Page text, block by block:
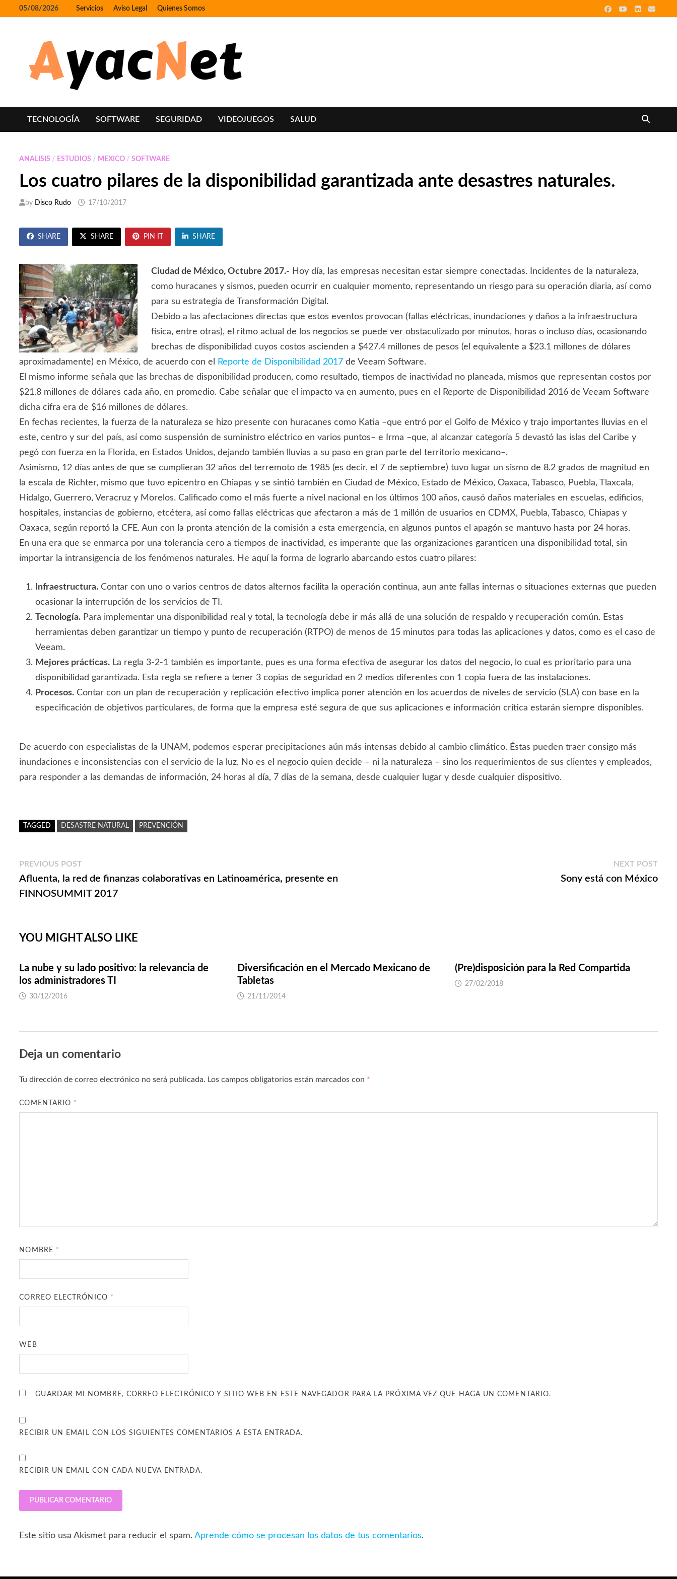
to
05/08/2026 Servicios Aviso Legal Quienes Somos
TECNOLOGÍA SOFTWARE SEGURIDAD VIDEOJUEGOS SALUD
ANALISIS / ESTUDIOS / MEXICO /SOFTWARE
Los cuatro pilares de la disponibilidad garantizada ante desastres naturales.
by Disco Rudo 17/10/2017
SHARE SHARE PIN IT SHARE
Ciudad de México, Octubre 2017.- Hoy día, las empresas necesitan estar siempre conectadas. Incidentes de la naturaleza,
como huracanes y sismos, pueden ocurrir en cualquier momento, representando un riesgo para su operación diaria, así como
para su estrategia de Transformación Digital.
Debido a las afectaciones directas que estos eventos provocan (fallas eléctricas, inundaciones y daños a la infraestructura
física, entre otras), el ritmo actual de los negocios se puede ver obstaculizado por minutos, horas o incluso días, ocasionando
brechas de disponibilidad cuyos costos ascienden a $427.4 millones de pesos (el equivalente a $23.1 millones de dólares
aproximadamente) en México, de acuerdo con el
Reporte de Disponibilidad 2017 de Veeam Software.
El mismo informe señala que las brechas de disponibilidad producen, como resultado, tiempos de inactividad no planeada, mismos que representan costos por
$21.8 millones de dólares cada año, en promedio. Cabe señalar que el impacto va en aumento, pues en el Reporte de Disponibilidad 2016 de Veeam Software
dicha cifra era de $16 millones de dólares.
En fechas recientes, la fuerza de la naturaleza se hizo presente con huracanes como Katia –que entró por el Golfo de México y trajo importantes lluvias en el
este, centro y sur del país, así como suspensión de suministro eléctrico en varios puntos– e Irma –que, al alcanzar categoría 5 devastó las islas del Caribe y
pegó con fuerza en la Florida, en Estados Unidos, dejando también lluvias a su paso en gran parte del territorio mexicano–.
Asimismo, 12 días antes de que se cumplieran 32 años del terremoto de 1985 (es decir, el 7 de septiembre) tuvo lugar un sismo de 8.2 grados de magnitud en
la escala de Richter, mismo que tuvo epicentro en Chiapas y se sintió también en Ciudad de México, Estado de México, Oaxaca, Tabasco, Puebla, Tlaxcala,
Hidalgo, Guerrero, Veracruz y Morelos. Calificado como el más fuerte a nivel nacional en los últimos 100 años, causó daños materiales en escuelas, edificios,
hospitales, instancias de gobierno, etcétera, así como fallas eléctricas que afectaron a más de 1 millón de usuarios en CDMX, Puebla, Tabasco, Chiapas y
Oaxaca, según reportó la CFE. Aun con la pronta atención de la comisión a esta emergencia, en algunos puntos el apagón se mantuvo hasta por 24 horas.
En una era que se enmarca por una tolerancia cero a tiempos de inactividad, es imperante que las organizaciones garanticen una disponibilidad total, sin
importar la intransigencia de los fenómenos naturales. He aquí la forma de lograrlo abarcando estos cuatro pilares:
Infraestructura. Contar con uno o varios centros de datos alternos facilita la operación continua, aun ante fallas internas o situaciones externas que pueden
ocasionar la interrupción de los servicios de TI.
Tecnología. Para implementar una disponibilidad real y total, la tecnología debe ir más allá de una solución de respaldo y recuperación común. Estas
herramientas deben garantizar un tiempo y punto de recuperación (RTPO) de menos de 15 minutos para todas las aplicaciones y datos, como es el caso de
Veeam.
Mejores prácticas. La regla 3-2-1 también es importante, pues es una forma efectiva de asegurar los datos del negocio, lo cual es prioritario para una
disponibilidad garantizada. Esta regla se refiere a tener 3 copias de seguridad en 2 medios diferentes con 1 copia fuera de las instalaciones.
Procesos. Contar con un plan de recuperación y replicación efectivo implica poner atención en los acuerdos de niveles de servicio (SLA) con base en la
especificación de objetivos particulares, de forma que la empresa esté segura de que sus aplicaciones e información crítica estarán siempre disponibles.
De acuerdo con especialistas de la UNAM, podemos esperar precipitaciones aún más intensas debido al cambio climático. Éstas pueden traer consigo más
inundaciones e inconsistencias con el servicio de la luz. No es el negocio quien decide – ni la naturaleza – sino los requerimientos de sus clientes y empleados,
para responder a las demandas de información, 24 horas al día, 7 días de la semana, desde cualquier lugar y desde cualquier dispositivo.
TAGGED DESASTRE NATURAL PREVENCIÓN
Navegación
de
PREVIOUS POST
post:
Afluenta, la red de finanzas colaborativas en Latinoamérica, presente en
FINNOSUMMIT 2017
NEXT POSTNext
post:
Sony está con México
YOU MIGHT ALSO LIKE
La nube y su lado positivo: la relevancia de
los administradores TI
30/12/2016
Diversificación en el Mercado Mexicano de
Tabletas
21/11/2014
(Pre)disposición para la Red Compartida
27/02/2018
Deja un comentario
Tu dirección de correo electrónico no será publicada. Los campos obligatorios están marcados con *
COMENTARIO *
NOMBRE *
CORREO ELECTRÓNICO *
WEB
GUARDAR MI NOMBRE, CORREO ELECTRÓNICO Y SITIO WEB EN ESTE NAVEGADOR PARA LA PRÓXIMA VEZ QUE HAGA UN COMENTARIO.
RECIBIR UN EMAIL CON LOS SIGUIENTES COMENTARIOS A ESTA ENTRADA.
RECIBIR UN EMAIL CON CADA NUEVA ENTRADA.
Este sitio usa Akismet para reducir el spam.Aprende cómo se procesan los datos de tus comentarios.